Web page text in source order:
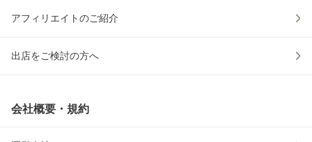
アフィリエイトのご紹介
出店をご検討の方へ
会社概要・規約